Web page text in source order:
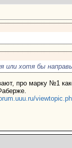
или хотя бы
про марку №1